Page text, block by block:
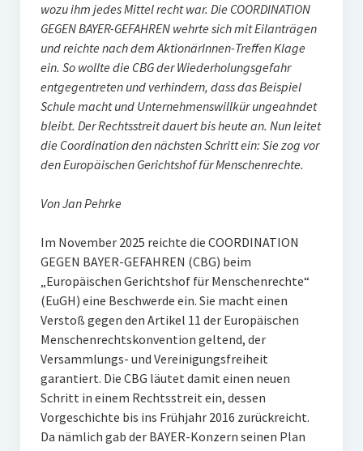
wozu ihm jedes Mittel recht war. Die COORDINATION
GEGEN BAYER-GEFAHREN wehrte sich mit Eilanträgen
und reichte nach dem AktionärInnen-Treffen Klage
ein. So wollte die CBG der Wiederholungsgefahr
entgegentreten und verhindern, dass das Beispiel
Schule macht und Unternehmenswillkür ungeahndet
bleibt. Der Rechtsstreit dauert bis heute an. Nun leitet
die Coordination den nächsten Schritt ein: Sie zog vor
den Europäischen Gerichtshof für Menschenrechte.
Von Jan Pehrke
Im November 2025 reichte die COORDINATION
GEGEN BAYER-GEFAHREN (CBG) beim
„Europäischen Gerichtshof für Menschenrechte“
(EuGH) eine Beschwerde ein. Sie macht einen
Verstoß gegen den Artikel 11 der Europäischen
Menschenrechtskonvention geltend, der
Versammlungs- und Vereinigungsfreiheit
garantiert. Die CBG läutet damit einen neuen
Schritt in einem Rechtsstreit ein, dessen
Vorgeschichte bis ins Frühjahr 2016 zurückreicht.
Da nämlich gab der BAYER-Konzern seinen Plan